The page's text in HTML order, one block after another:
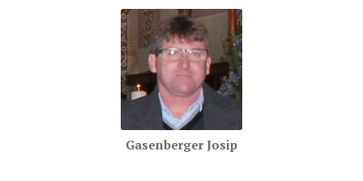
Gasenberger Josip